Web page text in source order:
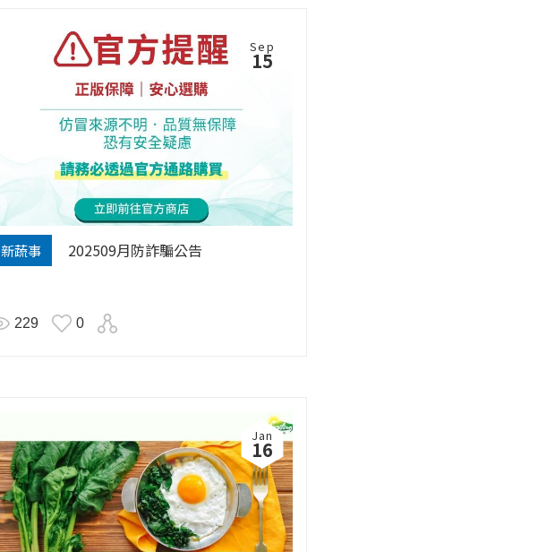
Sep
15
新蔬事 202509月防詐騙公告
229 0
Jan
16